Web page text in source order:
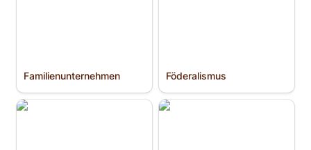
Familien­unternehmen Föderalismus
Fortschritt Freie Marktwirtschaft